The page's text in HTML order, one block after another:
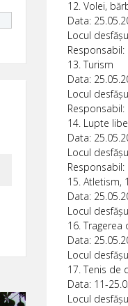
12. Volei,
Data:
Locul
Responsabil:
13. Turism
Data:
Locul
Responsabil:
14. Lupte
Data:
Locul
Responsabil:
15. Atletism,
Data:
Locul
16. Tragerea
Data:
Locul
17. Tenis de
Data: 11-
Locul